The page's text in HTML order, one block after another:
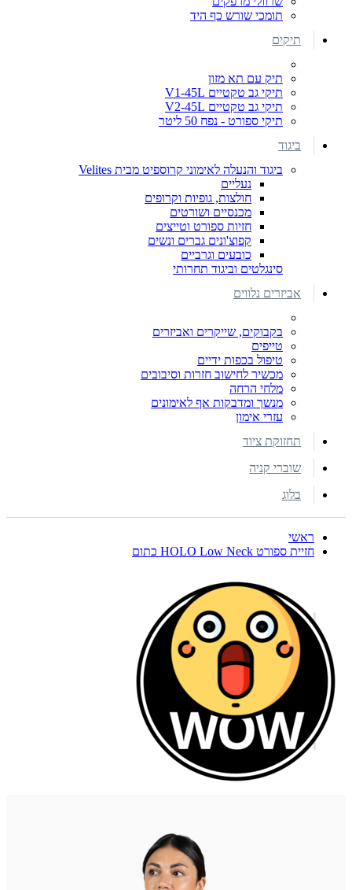
תומכי שורש כף היד
תיקים
תיק עם תא מזון
תיקי גב טקטיים V1-45L
תיקי גב טקטיים V2-45L
תיקי ספורט - נפח 50 ליטר
ביגוד
ביגוד והנעלה לאימוני קרוספיט מבית Velites
נעליים
חולצות, גופיות וקרופים
מכנסיים ושורטים
חזיות ספורט וטייצים
קפוצ'ונים גברים ונשים
כובעים וגרביים
סינגלטים וביגוד תחרותי
אביזרים נלווים
בקבוקים, שייקרים ואביזרים
טייפים
טיפול בכפות ידיים
מכשיר לחישוב חזרות וסיבובים
מלחי הרחה
מנשך ומדבקות אף לאימונים
עזרי אימון
תחזוקת ציוד
שוברי קניה
בלוג
ראשי
חזיית ספורט HOLO Low Neck כתום